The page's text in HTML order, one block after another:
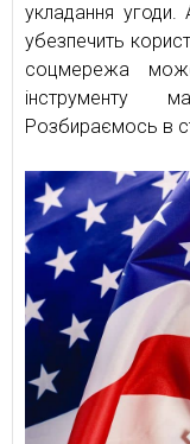
укладання угоди.
убезпечить
соцмережа
інструменту
Розбираємось в